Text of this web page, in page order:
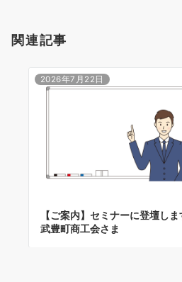
関連記事
2026年7月22日
【ご案内】セミナーに登壇しま
武豊町商工会さま